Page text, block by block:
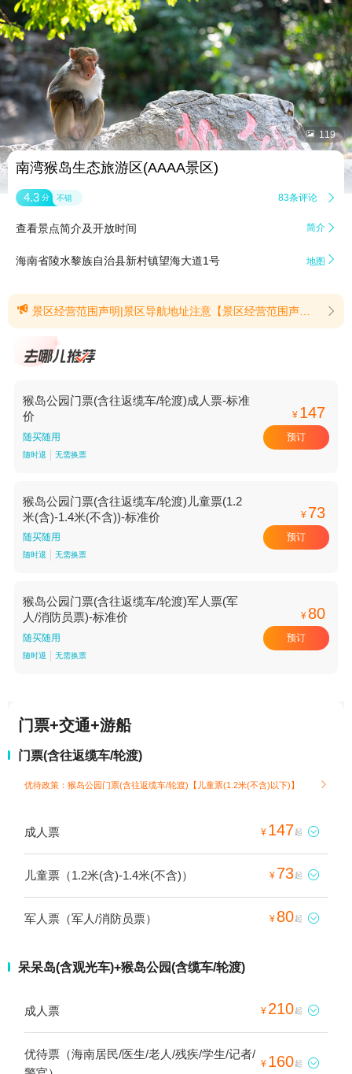
 119
南湾猴岛生态旅游区(AAAA景区)
4.3 分 不错 83条评论 
查看景点简介及开放时间 简介 
海南省陵水黎族自治县新村镇望海大道1号 地图 
 景区经营范围声明|景区导航地址注意【景区经营范围声明】景区所经营旅游项目主要集中在新村镇南湾猴岛景区索道生态广场、猴岛景区专用旅游码头(北部)，以及位于南湾半岛上的猴岛公园、呆呆岛水上运动中心、呆呆岛沙滩、及景区专用旅游码头(南部)等区域。景区为游客前往上述各旅游区域提供了集空中跨海索道、海上观光轮渡及岛上观光巴士等多元化的立体观光交通系统，为游客提供安全、独特、愉悦的乘坐观光体验。除以上景区游客观光交通系统及经营区域外，在其他区域乘坐的船舶或海上运输工具，以及游览点均非景区官方运营，且与景区无任何关联。敬请广大游客认准南湾猴岛生态旅游区官方服务场所和服务项目，请勿听信非官方工作人员的错误引导。若需了解景区官方游玩攻略，请您致电0898-83360902，或前往景区公众号“南湾猴岛景区预订平台”咨询。欢乐猴岛，妙趣自然！南湾猴岛生态旅游区热情欢迎各位游客的光临！(提示有效期2025/1/28至2030/12/31)【景区导航地址注意】1、景区正确的导航地址：南湾猴岛售票处(陵水县新村镇望海大道1号)2、为防止游客朋友们上当受骗，请在正规渠道购票。为保护游客朋友们的权益，切勿听信景区周边拉客人员带领。(提示有效期2026/6/15至2026/12/31) 
猴岛公园门票(含往返缆车/轮渡)成人票-标准
价
随买随用
随时退 无需换票
¥ 147
预订
猴岛公园门票(含往返缆车/轮渡)儿童票(1.2
米(含)-1.4米(不含))-标准价
随买随用
随时退 无需换票
¥ 73
预订
猴岛公园门票(含往返缆车/轮渡)军人票(军
人/消防员票)-标准价
随买随用
随时退 无需换票
¥ 80
预订
门票+交通+游船
门票(含往返缆车/轮渡)
优待政策：猴岛公园门票(含往返缆车/轮渡)【儿童票(1.2米(不含)以下)】 
成人票 ¥ 147起 
儿童票（1.2米(含)-1.4米(不含)） ¥ 73起 
军人票（军人/消防员票） ¥ 80起 
呆呆岛(含观光车)+猴岛公园(含缆车/轮渡)
成人票 ¥ 210起 
优待票（海南居民/医生/老人/残疾/学生/记者/
¥ 160起 
